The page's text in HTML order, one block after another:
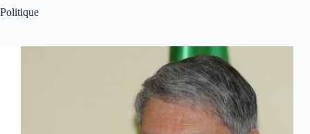
Politique